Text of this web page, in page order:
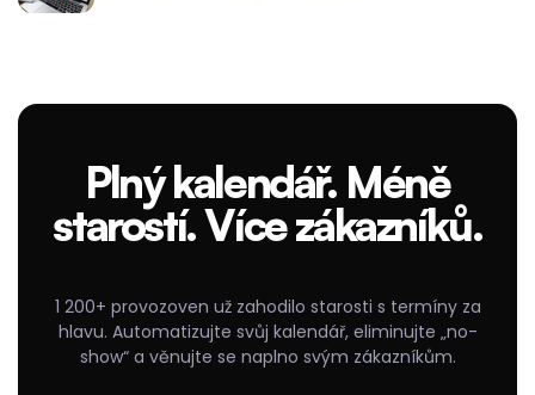
Plný kalendář. Méně
starostí. Více zákazníků.
1 200+ provozoven už zahodilo starosti s termíny za
hlavu. Automatizujte svůj kalendář, eliminujte „no-
show“ a věnujte se naplno svým zákazníkům.